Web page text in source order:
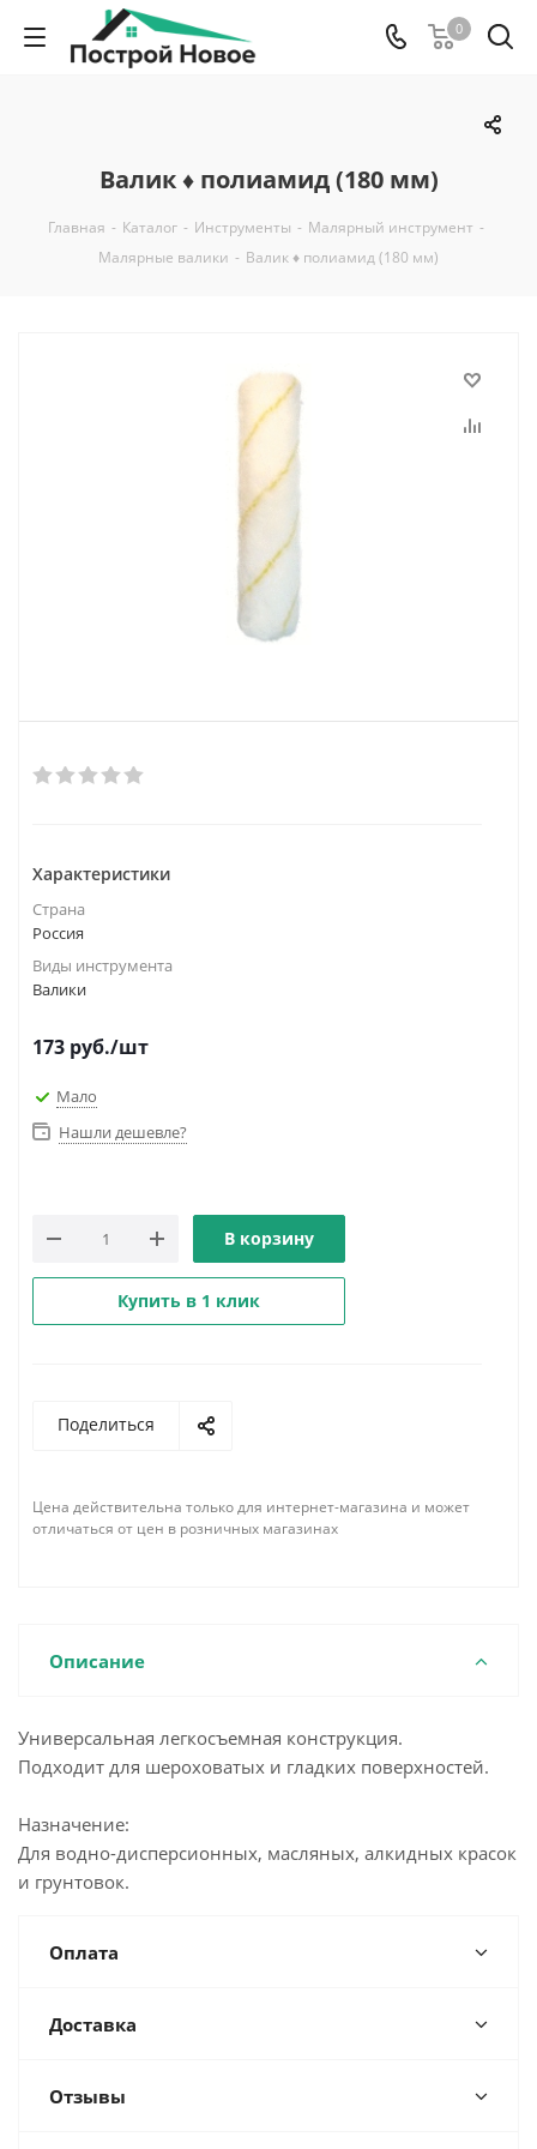
0
Валик ♦ полиамид (180 мм)
Главная - Каталог - Инструменты - Малярный инструмент -
Малярные валики - Валик ♦ полиамид (180 мм)
Характеристики
Страна
Россия
Виды инструмента
Валики
173 руб./шт
Мало
Нашли дешевле?
В корзину
Купить в 1 клик
Поделиться
Цена действительна только для интернет-магазина и может
отличаться от цен в розничных магазинах
Описание
Универсальная легкосъемная конструкция.
Подходит для шероховатых и гладких поверхностей.
Назначение:
Для водно-дисперсионных, масляных, алкидных красок
и грунтовок.
Оплата
Доставка
Отзывы